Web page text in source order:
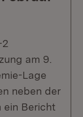
am 9.
Lage
neben der
ein Bericht